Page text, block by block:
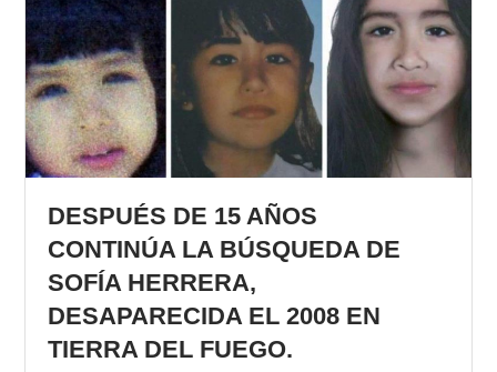
VIDEOS
GALERIA DE FOTOS
APP MÓVIL
DESPUÉS DE 15 AÑOS
CONTINÚA LA BÚSQUEDA DE
SOFÍA HERRERA,
DESAPARECIDA EL 2008 EN
TIERRA DEL FUEGO.